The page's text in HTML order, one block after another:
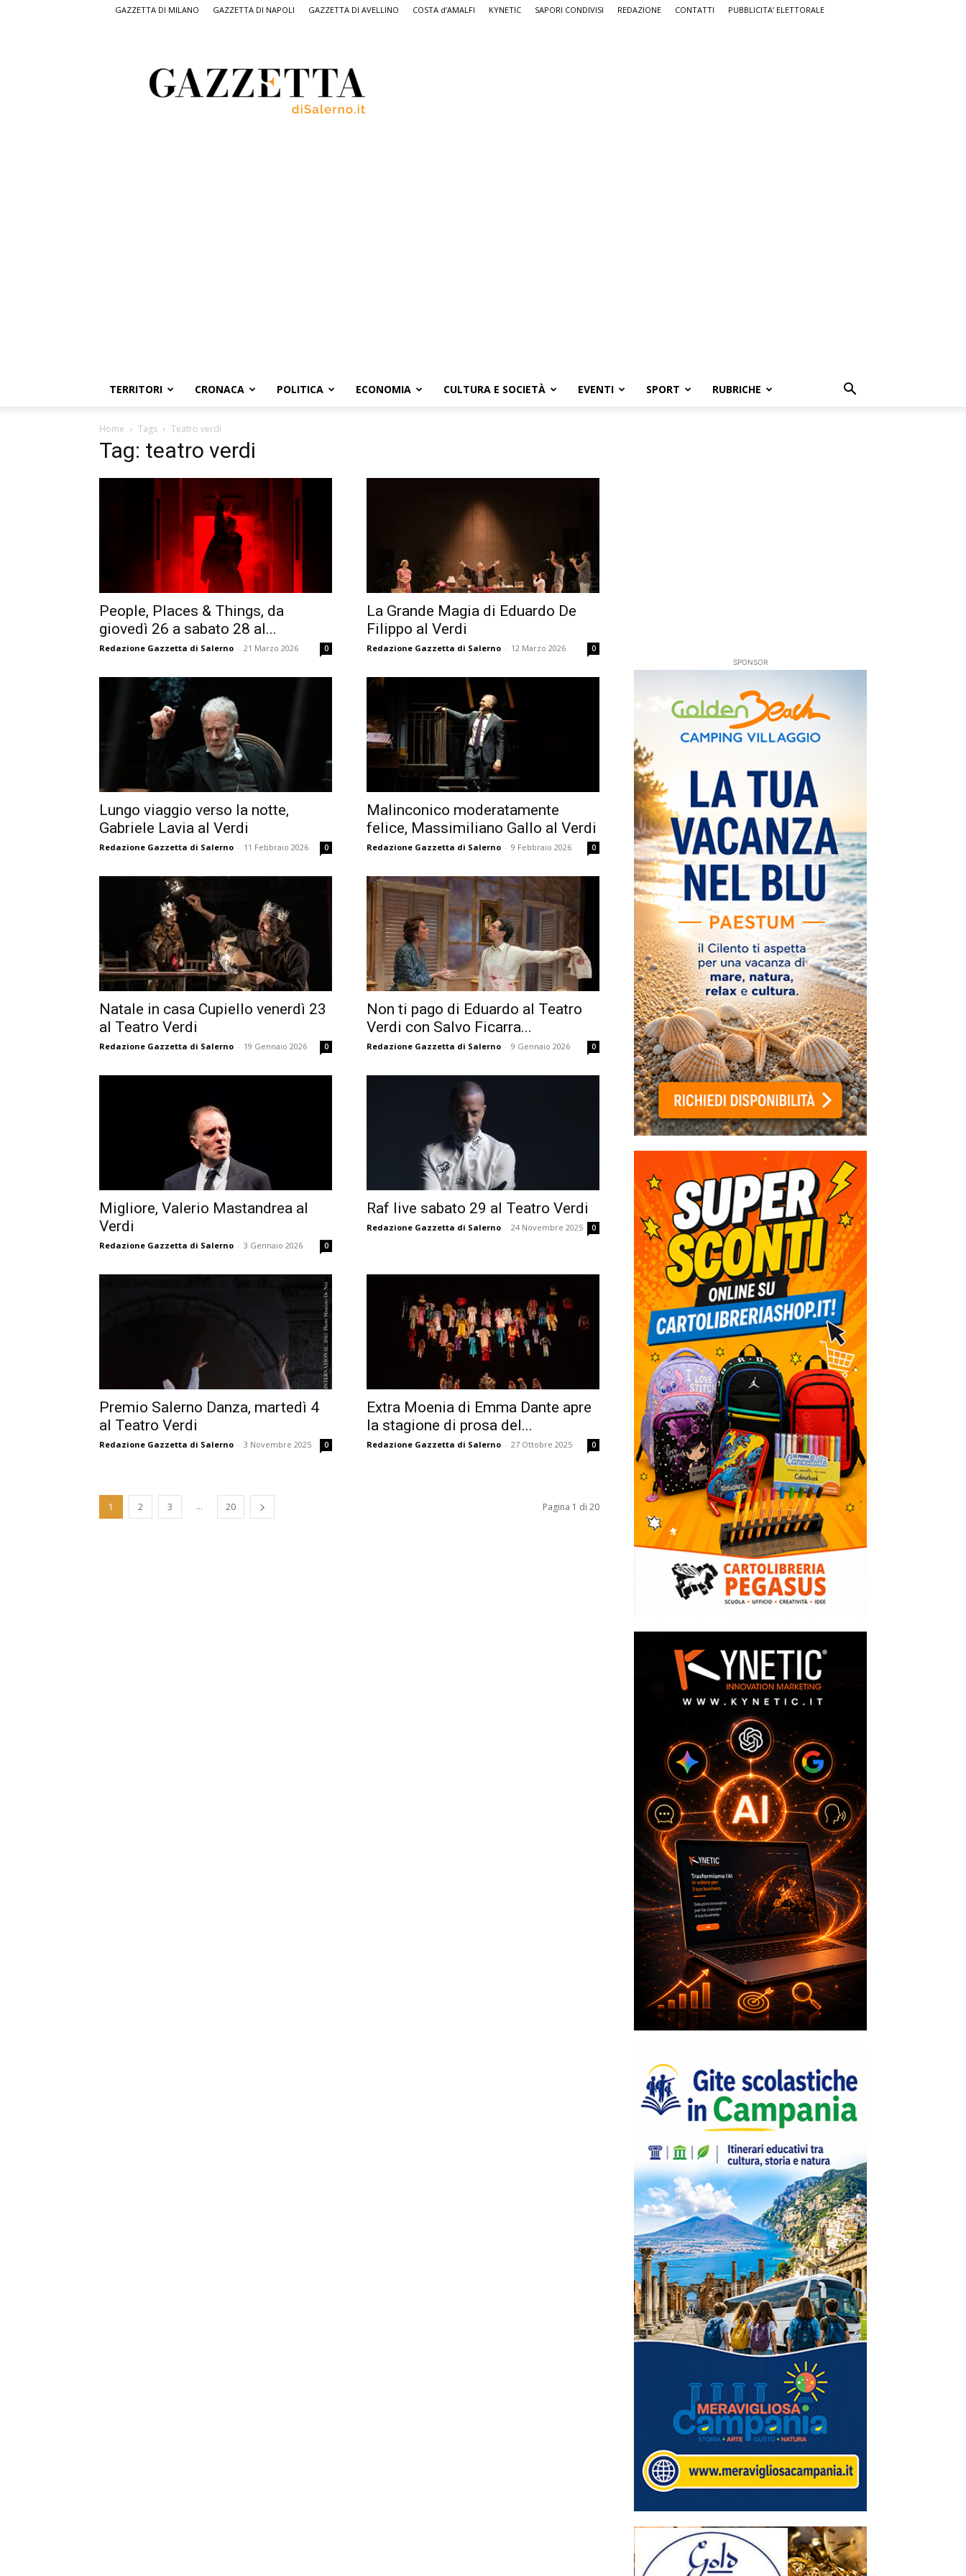
GAZZETTA DI MILANO GAZZETTA DI NAPOLI GAZZETTA DI AVELLINO COSTA d’AMALFI KYNETIC SAPORI CONDIVISI REDAZIONE CONTATTI PUBBLICITA’ ELETTORALE
Salerno,
il
quotidiano
TERRITORI CRONACA POLITICA ECONOMIA CULTURA E SOCIETÀ EVENTI SPORT RUBRICHE
Home Tags Teatro verdi
Tag: teatro verdi
People, Places & Things, da
giovedì 26 a sabato 28 al...
Redazione Gazzetta di Salerno - 21 Marzo 2026 0
La Grande Magia di Eduardo De
Filippo al Verdi
Redazione Gazzetta di Salerno - 12 Marzo 2026 0
Lungo viaggio verso la notte,
Gabriele Lavia al Verdi
Redazione Gazzetta di Salerno - 11 Febbraio 2026 0
Malinconico moderatamente
felice, Massimiliano Gallo al Verdi
Redazione Gazzetta di Salerno - 9 Febbraio 2026 0
Natale in casa Cupiello venerdì 23
al Teatro Verdi
Redazione Gazzetta di Salerno - 19 Gennaio 2026 0
Non ti pago di Eduardo al Teatro
Verdi con Salvo Ficarra...
Redazione Gazzetta di Salerno - 9 Gennaio 2026 0
Migliore, Valerio Mastandrea al
Verdi
Redazione Gazzetta di Salerno - 3 Gennaio 2026 0
Raf live sabato 29 al Teatro Verdi
Redazione Gazzetta di Salerno - 24 Novembre 2025 0
Premio Salerno Danza, martedì 4
al Teatro Verdi
Redazione Gazzetta di Salerno - 3 Novembre 2025 0
Extra Moenia di Emma Dante apre
la stagione di prosa del...
Redazione Gazzetta di Salerno - 27 Ottobre 2025 0
1 2 3 ... 20 Pagina 1 di 20
SPONSOR